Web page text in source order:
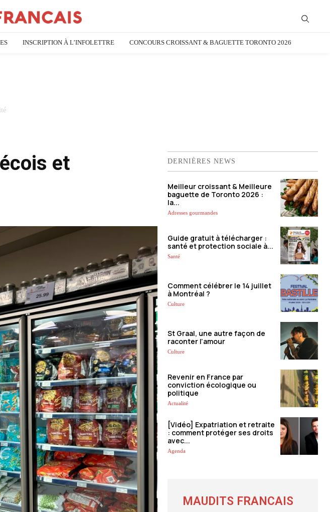
INSCRIPTION À L’INFOLETTRE CONCOURS CROISSANT & BAGUETTE TORONTO 2026
et
DERNIÈRES NEWS
Meilleur croissant & Meilleure
baguette de Toronto 2026 :
la...
Adresses gourmandes
Guide gratuit à télécharger :
santé et protection sociale à...
Santé
Comment célébrer le 14 juillet
à Montréal ?
Culture
St Graal, une autre façon de
raconter l’amour
Culture
Revenir en France par
conviction écologique ou
politique
Actualité
[Vidéo] Expatriation et retraite
: comment protéger ses droits
avec...
Agenda
MAUDITS FRANCAIS